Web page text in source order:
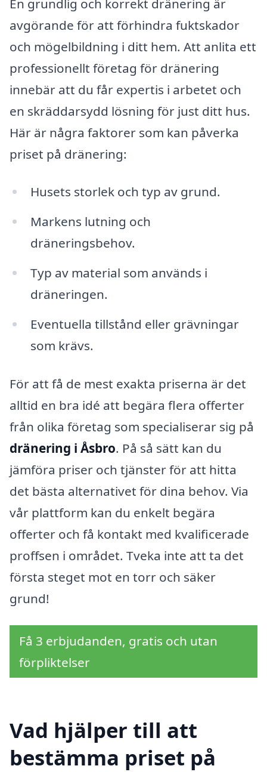
En grundlig och korrekt dränering är
avgörande för att förhindra fuktskador
och mögelbildning i ditt hem. Att anlita ett
professionellt företag för dränering
innebär att du får expertis i arbetet och
en skräddarsydd lösning för just ditt hus.
Här är några faktorer som kan påverka
priset på dränering:
Husets storlek och typ av grund.
Markens lutning och
dräneringsbehov.
Typ av material som används i
dräneringen.
Eventuella tillstånd eller grävningar
som krävs.
För att få de mest exakta priserna är det
alltid en bra idé att begära flera offerter
från olika företag som specialiserar sig på
dränering i Åsbro. På så sätt kan du
jämföra priser och tjänster för att hitta
det bästa alternativet för dina behov. Via
vår plattform kan du enkelt begära
offerter och få kontakt med kvalificerade
proffsen i området. Tveka inte att ta det
första steget mot en torr och säker
grund!
Få 3 erbjudanden, gratis och utan
förpliktelser
Vad hjälper till att
bestämma priset på